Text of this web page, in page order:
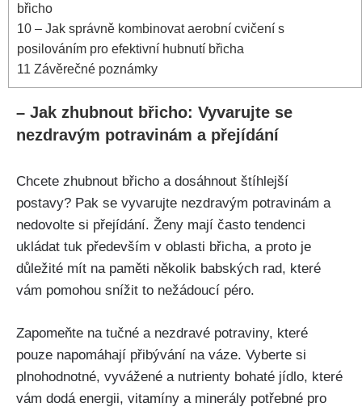
břicho
10 – Jak správně​ kombinovat aerobní cvičení⁢ s‍
posilováním pro efektivní hubnutí břicha
11 Závěrečné poznámky
– Jak zhubnout břicho: ⁢Vyvarujte se
nezdravým potravinám a přejídání
Chcete ⁢zhubnout ‌břicho a dosáhnout štíhlejší
postavy? Pak se vyvarujte nezdravým potravinám a
nedovolte si přejídání. Ženy mají často tendenci
‌ukládat⁤ tuk především​ v oblasti břicha,⁢ a proto je
⁤důležité mít na paměti několik‍ babských rad, ‍které
vám ⁢pomohou snížit​ to nežádoucí péro.
Zapomeňte na ​tučné a nezdravé​ potraviny, které
pouze ‍napomáhají ⁤přibývání na váze. ​Vyberte⁤ si
plnohodnotné, vyvážené​ a​ nutrienty bohaté ⁢jídlo, které
vám dodá energii, vitamíny a minerály potřebné ‍pro